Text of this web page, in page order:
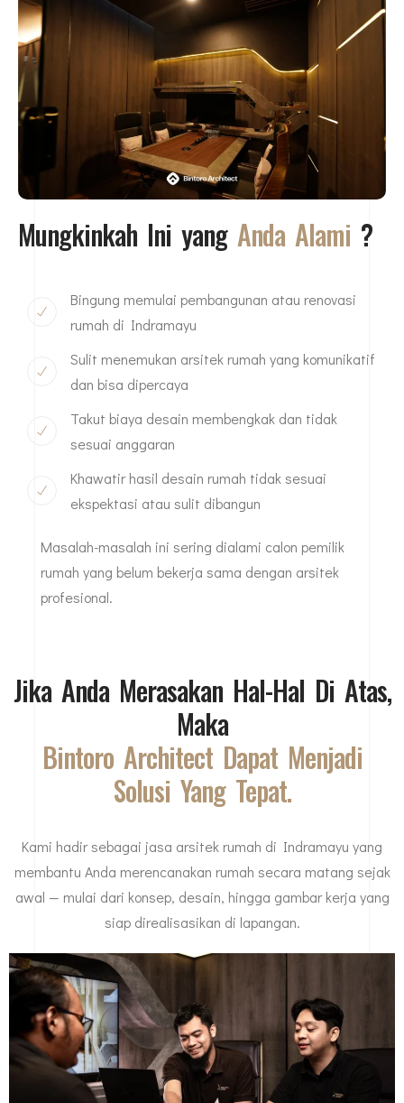
Mungkinkah Ini yang Anda Alami ?
Bingung memulai pembangunan atau renovasi
rumah di Indramayu
Sulit menemukan arsitek rumah yang komunikatif
dan bisa dipercaya
Takut biaya desain membengkak dan tidak
sesuai anggaran
Khawatir hasil desain rumah tidak sesuai
ekspektasi atau sulit dibangun
Masalah-masalah ini sering dialami calon pemilik
rumah yang belum bekerja sama dengan arsitek
profesional.
Jika Anda Merasakan Hal-Hal Di Atas,
Maka
Bintoro Architect Dapat Menjadi
Solusi Yang Tepat.
Kami hadir sebagai jasa arsitek rumah di Indramayu yang
membantu Anda merencanakan rumah secara matang sejak
awal — mulai dari konsep, desain, hingga gambar kerja yang
siap direalisasikan di lapangan.